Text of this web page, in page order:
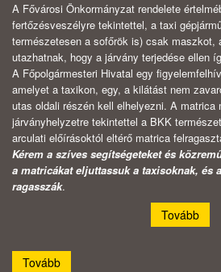
A Fővárosi Önkormányzat rendelete
fertőzésveszélyre tekintettel, a taxi
természetesen a sofőrök is) csak maszkot,
utazhatnak, hogy a járvány terjedése ellen
A Főpolgármesteri Hivatal egy
amelyet a taxikon, egy, a kilátást nem
utas oldali részén kell elhelyezni. A
járványhelyzetre tekintettel a BKK
arculati előírásoktól eltérő matrica
Kérem a szíves segítségeteket és
a matricákat eljuttassuk a taxisoknak, és
ragasszák.
Tovább
Tovább